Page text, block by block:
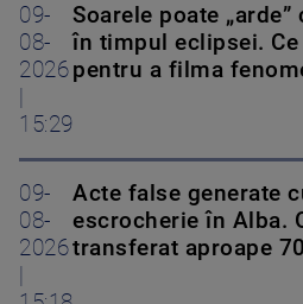
09-
08-
2026
15:29
Soarele poate
în timpul eclipsei.
pentru a filma
09-
08-
2026
Acte false generate
escrocherie în Alba.
transferat aproape